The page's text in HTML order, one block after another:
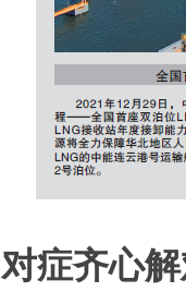
对症齐心